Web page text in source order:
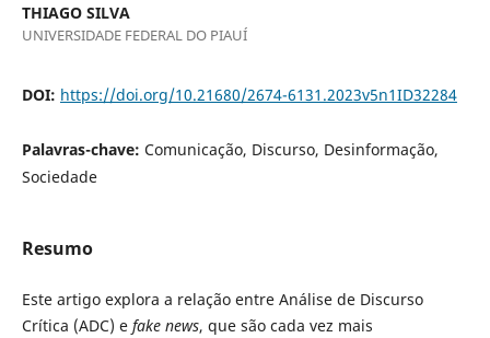
THIAGO SILVA
UNIVERSIDADE FEDERAL DO PIAUÍ
DOI: https://doi.org/10.21680/2674-6131.2023v5n1ID32284
Palavras-chave: Comunicação, Discurso, Desinformação,
Sociedade
Resumo
Este artigo explora a relação entre Análise de Discurso
Crítica (ADC) e fake news, que são cada vez mais